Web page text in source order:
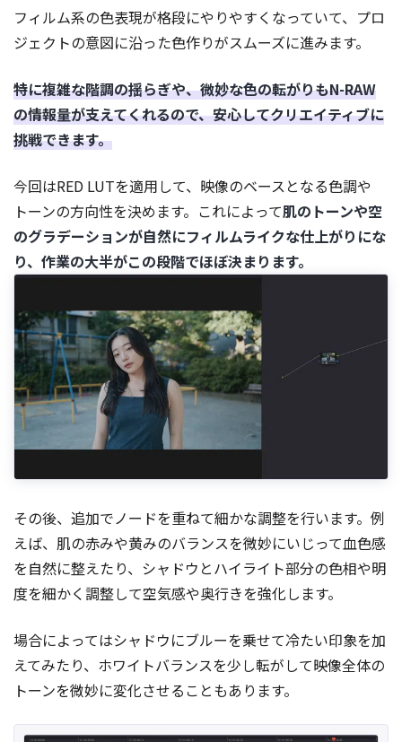
フィルム系の色表現が格段にやりやすくなっていて、プロ
ジェクトの意図に沿った色作りがスムーズに進みます。
特に複雑な階調の揺らぎや、微妙な色の転がりもN-RAW
の情報量が支えてくれるので、安心してクリエイティブに
挑戦できます。
今回はRED LUTを適用して、映像のベースとなる色調や
トーンの方向性を決めます。これによって肌のトーンや空
のグラデーションが自然にフィルムライクな仕上がりにな
り、作業の大半がこの段階でほぼ決まります。
その後、追加でノードを重ねて細かな調整を行います。例
えば、肌の赤みや黄みのバランスを微妙にいじって血色感
を自然に整えたり、シャドウとハイライト部分の色相や明
度を細かく調整して空気感や奥行きを強化します。
場合によってはシャドウにブルーを乗せて冷たい印象を加
えてみたり、ホワイトバランスを少し転がして映像全体の
トーンを微妙に変化させることもあります。